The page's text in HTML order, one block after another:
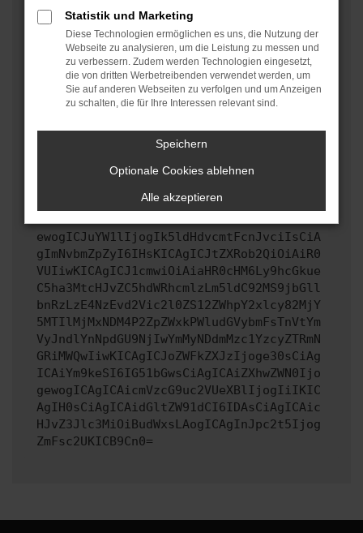
Betriebssystem auf dem neuesten Stand sind.
Veraltete Software birgt nicht nur ein
Sicherheitsrisiko, sondern kann auch dazu führen,
dass bestimmte Funktionen nicht mehr unterstützt
werden.
Wende dich an den Webseitenbetreiber.
Wenn du alle oben genannten Schritte versucht hast,
kontaktiere uns bitte. Wir werden versuchen, das
Problem zu beheben. Du kannst uns diesen Text
schicken, um uns bei der Fehlersuche zu
ewogICJuYW1lIjogIk5ldHdvcmtFcnJvciIsCiA
gImNvbmZpZyI6IHsKICAgICJtZXRob2QiOiAiR0
VUIiwKICAgICJ1cmwiOiAiaHR0cHM6Ly9hcGkue
C5ha3MtcHJvZC5hdWRhcmlzLm5ldC92MS9jbGll
bnRzLzE4NzEvd2Vic2l0ZS12ZWhpY2xlcy82MjY
5MTIlMjMxNDM4P2ZpZWxkPWludGVybmFsTnVtYm
VyJndlYnNpdGU9NjIwYmMyNDdmMzc1YzcyZTRmN
GRiMWQwIiwKICAgICJoZWFkZXJzIjoge30sCiAg
ICAiYm9keSI6IG51bGwsCiAgICAiZXhwZWN0Ijo
gewogICAgICAicmVzcG9uc2VUeXBlIjogIiIKIC
AgIH0sCiAgICAidGltZW91dCI6IDAsCiAgICAic
HJvZ3Jlc3MiOiBudWxsLAogICAgInJpc2t5Ijog
ZmFsc2UKICB9Cn0=
Statistik und Marketing
Diese Technologien ermöglichen es uns, die Nutzung der
Webseite zu analysieren, um die Leistung zu messen und
zu verbessern. Zudem werden Technologien eingesetzt,
die von dritten Werbetreibenden verwendet werden, um
Sie auf anderen Webseiten zu verfolgen und um Anzeigen
zu schalten, die für Ihre Interessen relevant sind.
Speichern
Optionale Cookies ablehnen
Alle akzeptieren